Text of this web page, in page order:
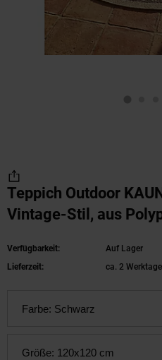
Teppich Outdoor
Vintage-Stil, aus
Verfügbarkeit:
Auf Lager
Lieferzeit:
ca. 2 Werktage
Farbe: Schwarz
Größe: 120x120 cm